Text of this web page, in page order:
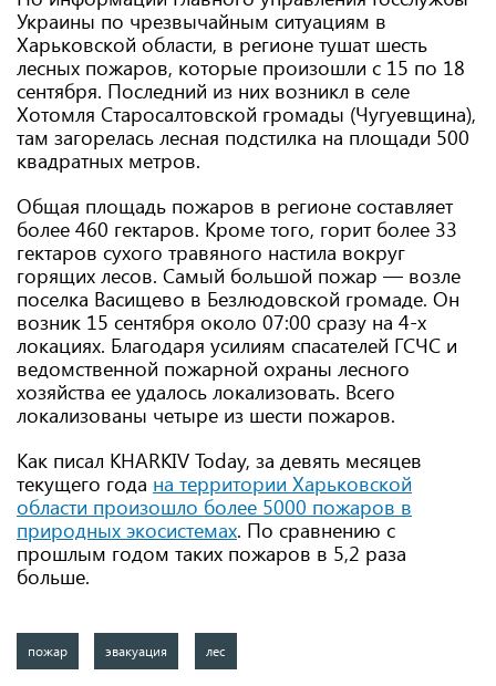
Украины по чрезвычайным ситуациям в
Харьковской области, в регионе тушат шесть
лесных пожаров, которые произошли с 15 по 18
сентября. Последний из них возникл в селе
Хотомля Старосалтовской громады (Чугуевщина),
там загорелась лесная подстилка на площади 500
квадратных метров.
Общая площадь пожаров в регионе составляет
более 460 гектаров. Кроме того, горит более 33
гектаров сухого травяного настила вокруг
горящих лесов. Самый большой пожар — возле
поселка Васищево в Безлюдовской громаде. Он
возник 15 сентября около 07:00 сразу на 4-х
локациях. Благодаря усилиям спасателей ГСЧС и
ведомственной пожарной охраны лесного
хозяйства ее удалось локализовать. Всего
локализованы четыре из шести пожаров.
Как писал KHARKIV Today, за девять месяцев
текущего года на территории Харьковской
области произошло более 5000 пожаров в
природных экосистемах. По сравнению с
прошлым годом таких пожаров в 5,2 раза
больше.
пожар эвакуация лес